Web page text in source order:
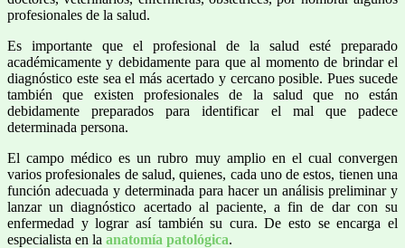
profesionales de la salud.
Es importante que el profesional de la salud esté preparado
académicamente y debidamente para que al momento de brindar el
diagnóstico este sea el más acertado y cercano posible. Pues sucede
también que existen profesionales de la salud que no están
debidamente preparados para identificar el mal que padece
determinada persona.
El campo médico es un rubro muy amplio en el cual convergen
varios profesionales de salud, quienes, cada uno de estos, tienen una
función adecuada y determinada para hacer un análisis preliminar y
lanzar un diagnóstico acertado al paciente, a fin de dar con su
enfermedad y lograr así también su cura. De esto se encarga el
especialista en la anatomía patológica.